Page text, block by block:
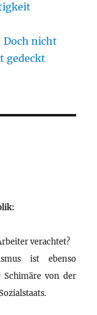
Doch nicht
gedeckt
verachtet?
ist ebenso
von der